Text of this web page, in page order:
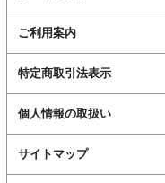
ご利用案内
特定商取引法表示
個人情報の取扱い
サイトマップ